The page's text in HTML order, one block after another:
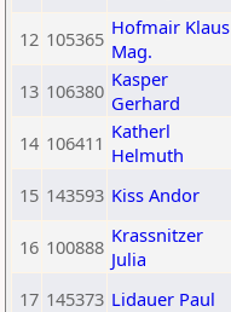
12 105365 Hofmair Klaus
Mag.
13 106380 Kasper
Gerhard
14 106411 Katherl
Helmuth
15 143593 Kiss Andor
16 100888 Krassnitzer
Julia
17 145373 Lidauer Paul